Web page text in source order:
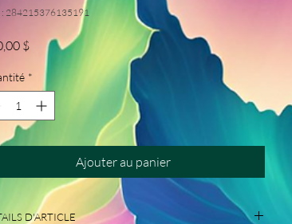
: 284215376135191
$Prix
*
Ajouter au panier
D'ARTICLE